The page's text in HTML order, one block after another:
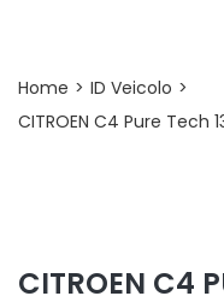
Home > ID Veicolo >
CITROEN C4 Pure Tech
CITROEN C4